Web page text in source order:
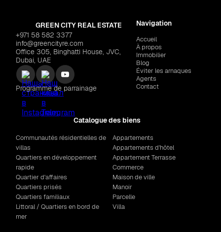
GREEN CITY REAL ESTATE
+971 58 582 3377
info@greencityre.com
Office 305, Binghatti House, JVC,
Dubai, UAE
Programme de parrainage
Navigation
Accueil
À propos
Immobilier
Blog
Éviter les arnaques
Agents
Contact
Catalogue des biens
Communautés résidentielles de
villas
Quartiers en développement
rapide
Quartier d'affaires
Quartiers prisés
Quartiers familiaux
Littoral / Quartiers en bord de
mer
Appartements
Appartements d'hôtel
Appartement Terrasse
Commerce
Maison de ville
Manoir
Parcelle
Villa